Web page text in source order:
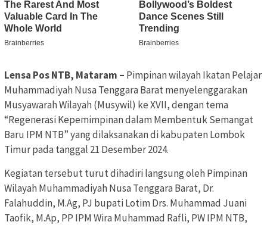
Lensa Pos NTB, Mataram – Pimpinan wilayah Ikatan Pelajar
Muhammadiyah Nusa Tenggara Barat menyelenggarakan
Musyawarah Wilayah (Musywil) ke XVII, dengan tema
“Regenerasi Kepemimpinan dalam Membentuk Semangat
Baru IPM NTB” yang dilaksanakan di kabupaten Lombok
Timur pada tanggal 21 Desember 2024.
Kegiatan tersebut turut dihadiri langsung oleh Pimpinan
Wilayah Muhammadiyah Nusa Tenggara Barat, Dr.
Falahuddin, M.Ag, PJ bupati Lotim Drs. Muhammad Juani
Taofik, M.Ap, PP IPM Wira Muhammad Rafli, PW IPM NTB,